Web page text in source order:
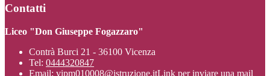
Contatti
Liceo "Don Giuseppe Fogazzaro"
Contrà Burci 21 - 36100 Vicenza
Tel: 0444320847
Email: vipm010008@istruzione.itLink per inviare una mail